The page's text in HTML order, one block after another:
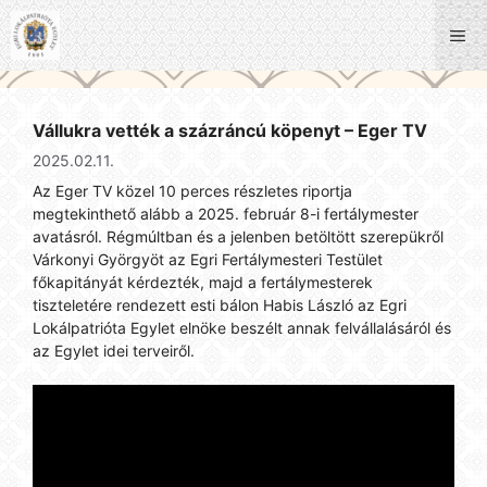
Kilépés
a
tartalomba
Vállukra vették a százráncú köpenyt – Eger TV
2025.02.11.
Az Eger TV közel 10 perces részletes riportja
megtekinthető alább a 2025. február 8-i fertálymester
avatásról. Régmúltban és a jelenben betöltött szerepükről
Várkonyi Györgyöt az Egri Fertálymesteri Testület
főkapitányát kérdezték, majd a fertálymesterek
tiszteletére rendezett esti bálon Habis László az Egri
Lokálpatrióta Egylet elnöke beszélt annak felvállalásáról és
az Egylet idei terveiről.